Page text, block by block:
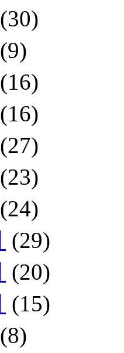
(30)
(9)
(16)
(16)
(27)
(23)
(24)
(29)
(20)
(15)
(8)